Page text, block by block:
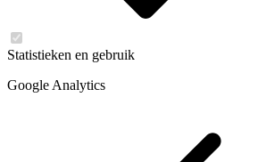
Statistieken en gebruik
Google Analytics